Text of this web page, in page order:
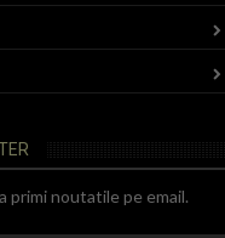
primi noutatile pe email.